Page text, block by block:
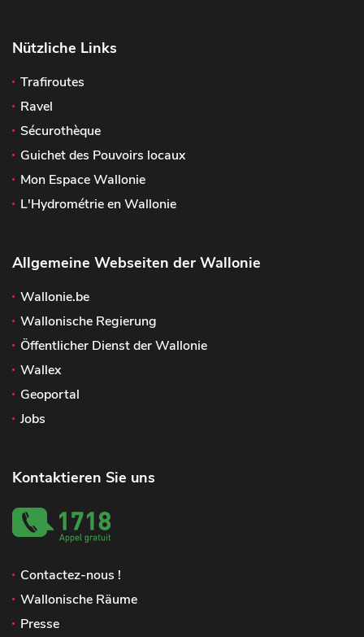
Nützliche Links
Trafiroutes
Ravel
Sécurothèque
Guichet des Pouvoirs locaux
Mon Espace Wallonie
L'Hydrométrie en Wallonie
Allgemeine Webseiten der Wallonie
Wallonie.be
Wallonische Regierung
Öffentlicher Dienst der Wallonie
Wallex
Geoportal
Jobs
Kontaktieren Sie uns
Contactez-nous !
Wallonische Räume
Presse